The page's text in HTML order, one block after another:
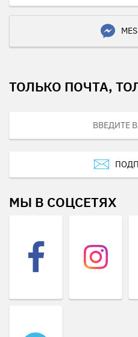
ТОЛЬКО ПОЧТА,
МЫ В СОЦСЕТЯХ